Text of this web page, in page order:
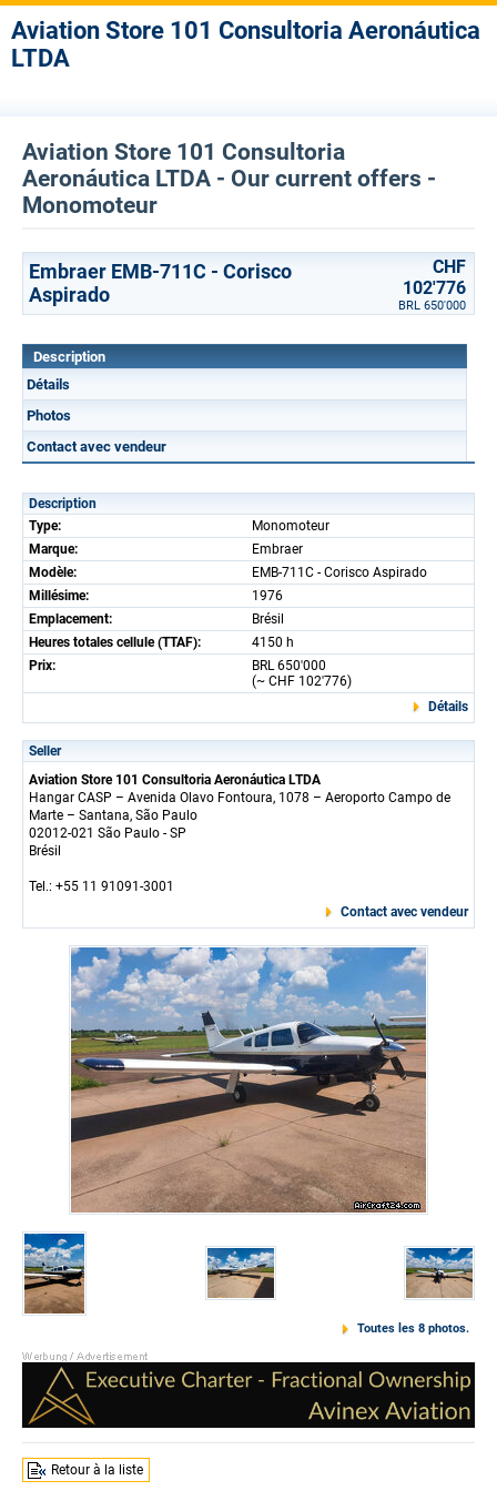
Aviation Store 101 Consultoria Aeronáutica
LTDA
Aviation Store 101 Consultoria
Aeronáutica LTDA - Our current offers -
Monomoteur
Embraer EMB-711C - Corisco
Aspirado
CHF
102'776
BRL 650'000
Description
Détails
Photos
Contact avec vendeur
Description
Type:
Monomoteur
Marque:
Embraer
Modèle:
EMB-711C - Corisco Aspirado
Millésime:
1976
Emplacement:
Brésil
Heures totales cellule (TTAF):
4150 h
Prix:
BRL 650'000
(~ CHF 102'776)
Détails
Seller
Aviation Store 101 Consultoria Aeronáutica LTDA
Hangar CASP – Avenida Olavo Fontoura, 1078 – Aeroporto Campo de
Marte – Santana, São Paulo
02012-021 São Paulo - SP
Brésil
Tel.: +55 11 91091-3001
Contact avec vendeur
Toutes les 8 photos.
Retour à la liste